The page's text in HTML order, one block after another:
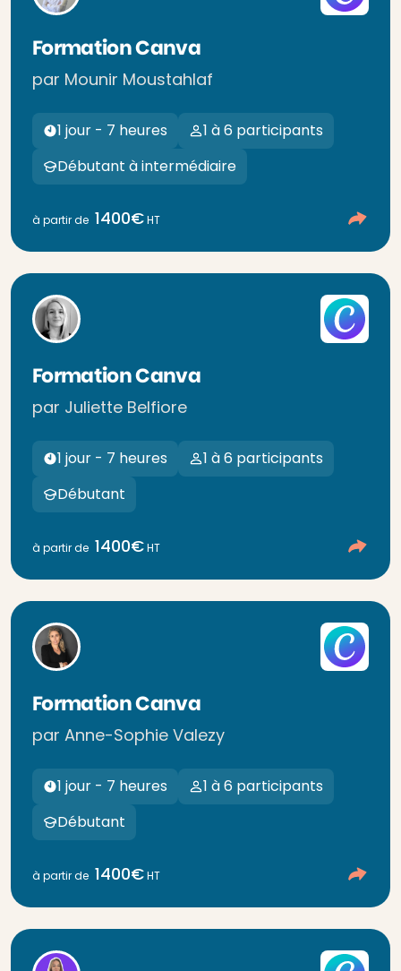
Formation Canva
par Mounir Moustahlaf
1 jour - 7 heures
1 à 6 participants
Débutant à intermédiaire
à partir de 1400€HT
Formation Canva
par Juliette Belfiore
1 jour - 7 heures
1 à 6 participants
Débutant
à partir de 1400€HT
Formation Canva
par Anne-Sophie Valezy
1 jour - 7 heures
1 à 6 participants
Débutant
à partir de 1400€HT